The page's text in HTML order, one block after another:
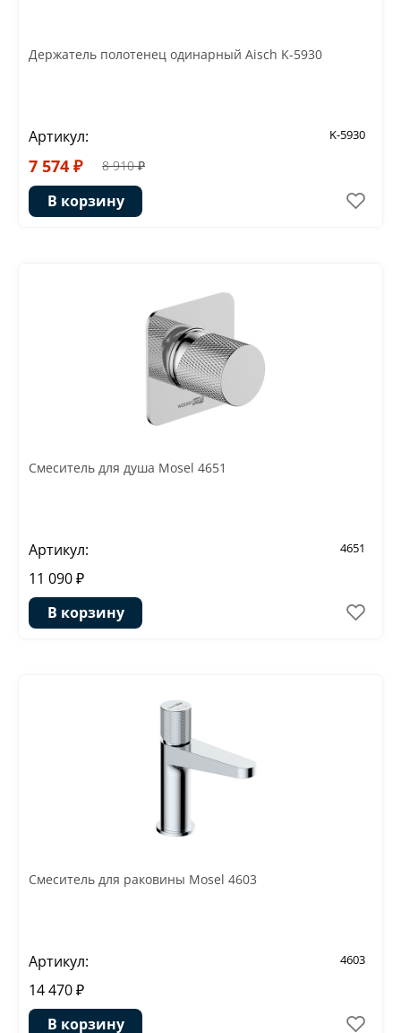
Держатель полотенец одинарный Aisch K-5930
Артикул: K-5930
7 574 ₽ 8 910 ₽
В корзину
Смеситель для душа Mosel 4651
Артикул: 4651
11 090 ₽
В корзину
Смеситель для раковины Mosel 4603
Артикул: 4603
14 470 ₽
В корзину